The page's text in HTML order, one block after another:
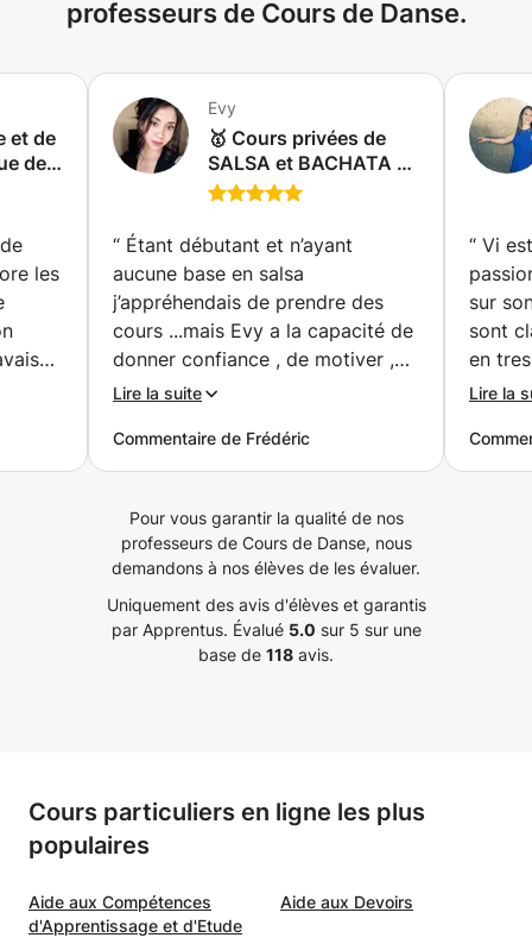
dans un studio loué par moi, au domicile de l'élève ou par
webcam (cas plus occasionnels). Merci pour votre intérêt,
professeurs de Cours de Danse.
et de
de
les
Je
au fil
elle
Evy
🥇 Cours privées de
SALSA et BACHATA à
Genève ou à votre
débutant, inter,
avancé. ⭐️⭐️⭐️⭐️⭐️ Ritmo
Latino (Saint-Genis-
Pouilly)
“ Étant débutant et n’ayant
aucune base en salsa
j’appréhendais de prendre des
cours ...mais Evy a la capacité de
donner confiance , de motiver ,
elle est très pédagogue et
appliquée dans ma réussite et
n’hésite à s’impliquer au delà
s’adapter à mon profil et à mes
obligations. Elle vit la musique ,
traditionnelles d’apprentissage ,
avec Evy on ressent et
salsa avec naturelle et plaisir.
Merci Evy !!
Lire la suite
Commentaire de Frédéric
“ Vi
sur
sont
en
aussi
ainsi
Lire la
Pour vous garantir la qualité de nos
professeurs de Cours de Danse, nous
demandons à nos élèves de les évaluer.
Uniquement des avis d'élèves et garantis
par Apprentus. Évalué 5.0 sur 5 sur une
base de 118 avis.
Cours particuliers en ligne les plus
populaires
Aide aux Compétences
d'Apprentissage et d'Etude
Aide aux Devoirs